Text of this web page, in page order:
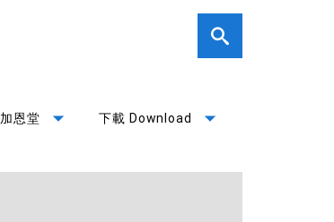
加恩堂 arrow_drop_down 下載 Download arrow_drop_down